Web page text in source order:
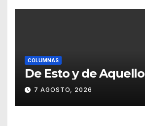
COLUMNAS
De Esto y de Aquello
7 AGOSTO, 2026